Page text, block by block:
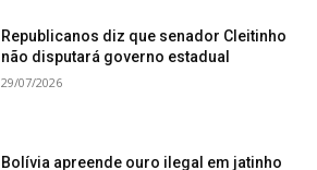
Republicanos diz que senador Cleitinho
não disputará governo estadual
29/07/2026
Bolívia apreende ouro ilegal em jatinho